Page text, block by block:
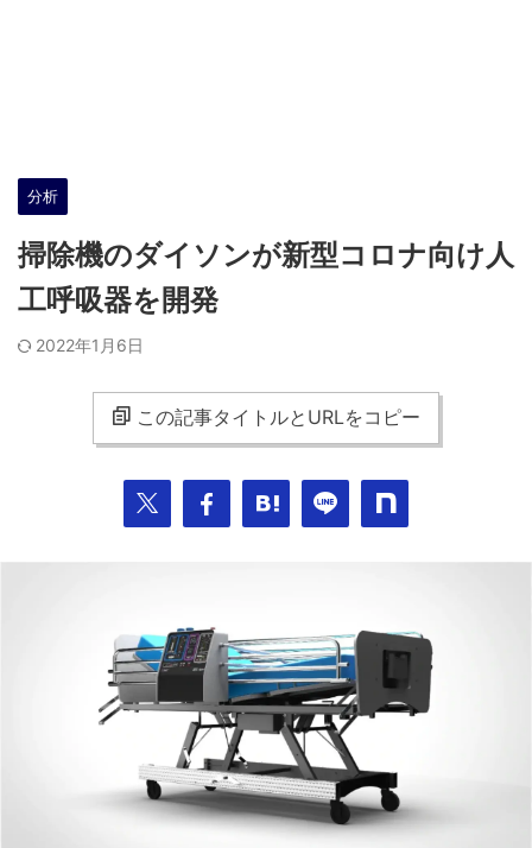
分析
掃除機のダイソンが新型コロナ向け人
工呼吸器を開発
2022年1月6日
この記事タイトルとURLをコピー